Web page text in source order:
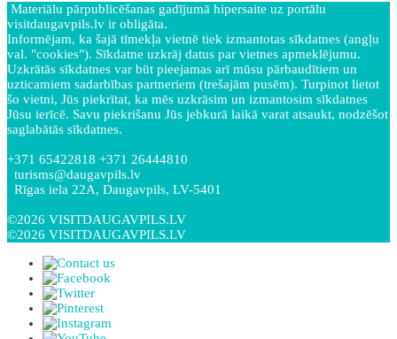
Materiālu pārpublicēšanas gadījumā hipersaite uz portālu
visitdaugavpils.lv ir obligāta.
Informējam, ka šajā tīmekļa vietnē tiek izmantotas sīkdatnes (angļu
val. "cookies"). Sīkdatne uzkrāj datus par vietnes apmeklējumu.
Uzkrātās sīkdatnes var būt pieejamas arī mūsu pārbaudītiem un
uzticamiem sadarbības partneriem (trešajām pusēm). Turpinot lietot
šo vietni, Jūs piekrītat, ka mēs uzkrāsim un izmantosim sīkdatnes
Jūsu ierīcē. Savu piekrišanu Jūs jebkurā laikā varat atsaukt, nodzēšot
saglabātās sīkdatnes.
+371 65422818 +371 26444810
turisms@daugavpils.lv
Rīgas iela 22A, Daugavpils, LV-5401
©2026 VISITDAUGAVPILS.LV
©2026 VISITDAUGAVPILS.LV